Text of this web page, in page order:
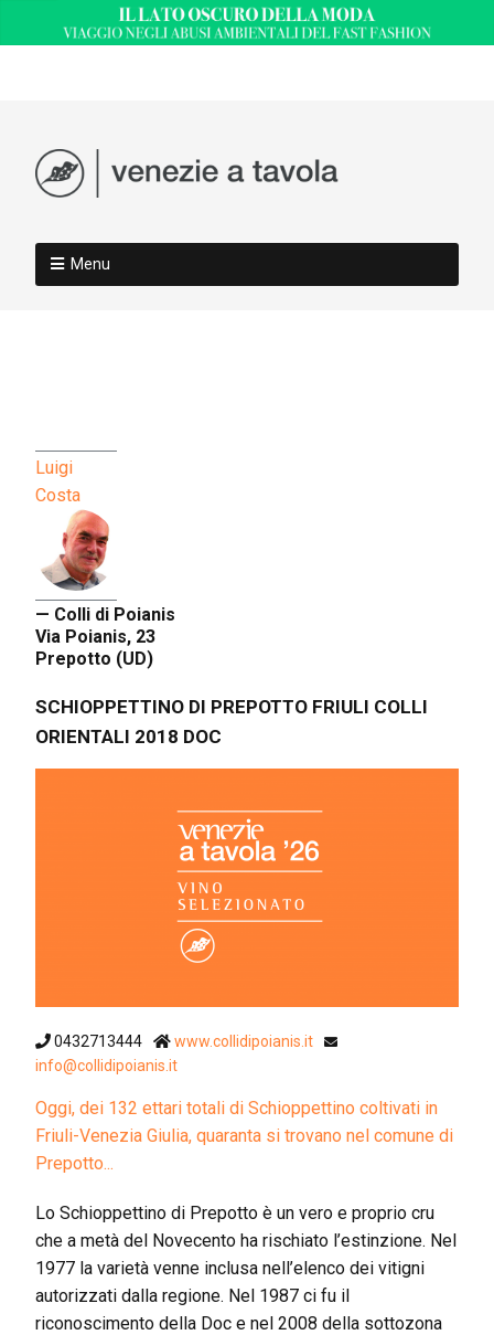
Menu
Luigi
Costa
— Colli di Poianis
Via Poianis, 23
Prepotto (UD)
SCHIOPPETTINO DI PREPOTTO FRIULI COLLI
ORIENTALI 2018 DOC
0432713444
www.collidipoianis.it
info@collidipoianis.it
Oggi, dei 132 ettari totali di Schioppettino coltivati in
Friuli-Venezia Giulia, quaranta si trovano nel comune di
Prepotto...
Lo Schioppettino di Prepotto è un vero e proprio cru
che a metà del Novecento ha rischiato l’estinzione. Nel
1977 la varietà venne inclusa nell’elenco dei vitigni
autorizzati dalla regione. Nel 1987 ci fu il
riconoscimento della Doc e nel 2008 della sottozona